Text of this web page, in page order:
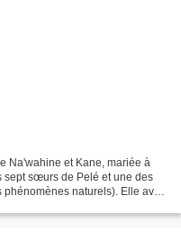
Na'wahine et Kane, mariée à
sept sœurs de Pelé et une des
naturels). Elle avait